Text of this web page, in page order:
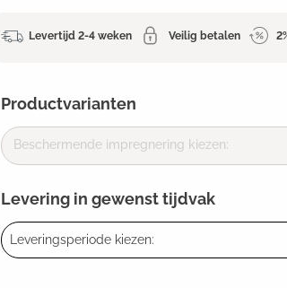
Levertijd 2-4 weken Veilig betalen
Productvarianten
Beschermende impregnering kiezen:
Levering in gewenst tijdvak
Leveringsperiode kiezen: